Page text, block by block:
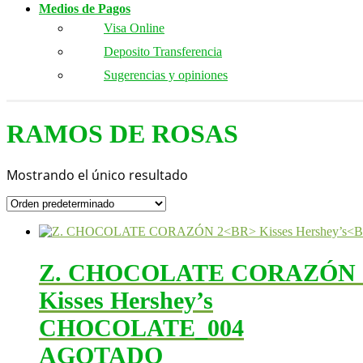
Medios de Pagos
Visa Online
Deposito Transferencia
Sugerencias y opiniones
RAMOS DE ROSAS
Mostrando el único resultado
Z. CHOCOLATE CORAZÓN
Kisses Hershey’s
CHOCOLATE_004
AGOTADO